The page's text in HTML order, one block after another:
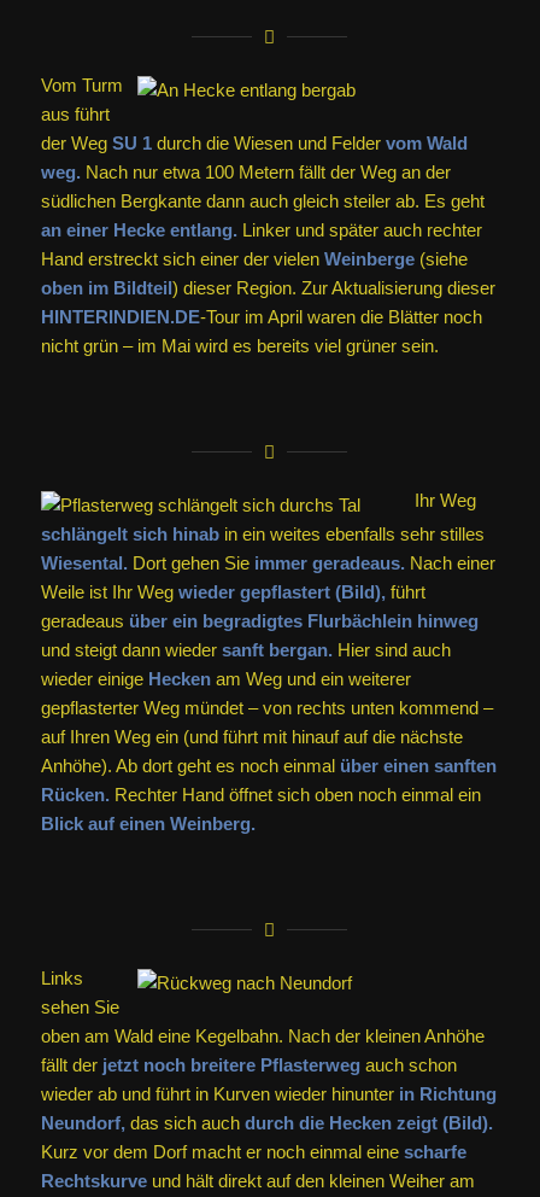
Vom Turm
aus führt
der Weg SU 1durch die Wiesen und Felder vom Wald
weg. Nach nur etwa 100 Metern fällt der Weg an der
südlichen Bergkante dann auch gleich steiler ab. Es geht
an einer Hecke entlang. Linker und später auch rechter
Hand erstreckt sich einer der vielen Weinberge(siehe
oben im Bildteil) dieser Region. Zur Aktualisierung dieser
HINTERINDIEN.DE-Tour im April waren die Blätter noch
nicht grün – im Mai wird es bereits viel grüner sein.
Ihr Weg
schlängelt sich hinabin ein weites ebenfalls sehr stilles
Wiesental. Dort gehen Sie immer geradeaus. Nach einer
Weile ist Ihr Weg wieder gepflastert (Bild),führt
geradeaus über ein begradigtes Flurbächlein hinweg
und steigt dann wieder sanft bergan. Hier sind auch
wieder einige Heckenam Weg und ein weiterer
gepflasterter Weg mündet – von rechts unten kommend –
auf Ihren Weg ein (und führt mit hinauf auf die nächste
Anhöhe). Ab dort geht es noch einmal über einen sanften
Rücken. Rechter Hand öffnet sich oben noch einmal ein
Blick auf einen Weinberg.
Links
sehen Sie
oben am Wald eine Kegelbahn. Nach der kleinen Anhöhe
fällt der jetzt noch breitere Pflasterweg auch schon
wieder ab und führt in Kurven wieder hinunter in Richtung
Neundorf,das sich auch durch die Hecken zeigt (Bild).
Kurz vor dem Dorf macht er noch einmal eine scharfe
Rechtskurveund hält direkt auf den kleinen Weiher am